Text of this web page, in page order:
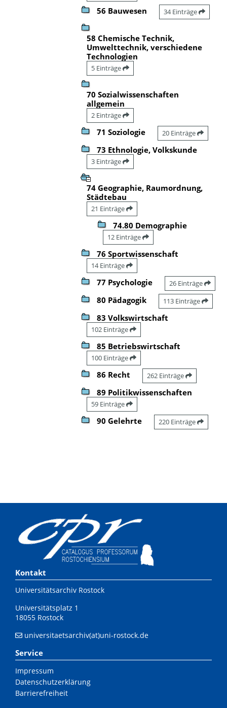
56 Bauwesen 34 Einträge
58 Chemische Technik,
Umwelttechnik, verschiedene
Technologien
5 Einträge
70 Sozialwissenschaften
allgemein
2 Einträge
71 Soziologie 20 Einträge
73 Ethnologie, Volkskunde
3 Einträge
74 Geographie, Raumordnung,
Städtebau
21 Einträge
74.80 Demographie
12 Einträge
76 Sportwissenschaft
14 Einträge
77 Psychologie 26 Einträge
80 Pädagogik 113 Einträge
83 Volkswirtschaft
102 Einträge
85 Betriebswirtschaft
100 Einträge
86 Recht 262 Einträge
89 Politikwissenschaften
59 Einträge
90 Gelehrte 220 Einträge
Kontakt
Universitätsarchiv Rostock
Universitätsplatz 1
18055 Rostock
universitaetsarchiv(at)uni-rostock.de
Service
Impressum
Datenschutzerklärung
Barrierefreiheit